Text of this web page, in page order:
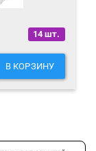
14 шт.
В КОРЗИНУ